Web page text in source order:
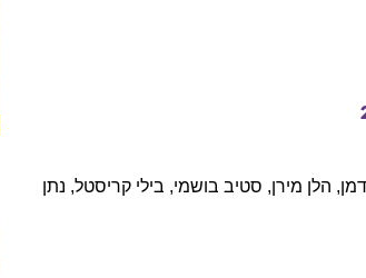
, הלן מירן, סטיב בושמי, בילי קריסטל, נתן